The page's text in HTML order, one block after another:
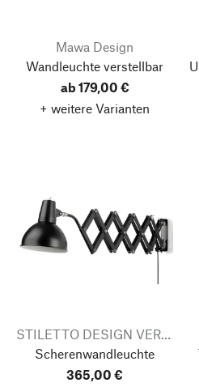
Mawa Design
Wandleuchte verstellbar
ab 179,00 €
+ weitere Varianten
STILETTO DESIGN VERTReiB
Scherenwandleuchte
365,00 €